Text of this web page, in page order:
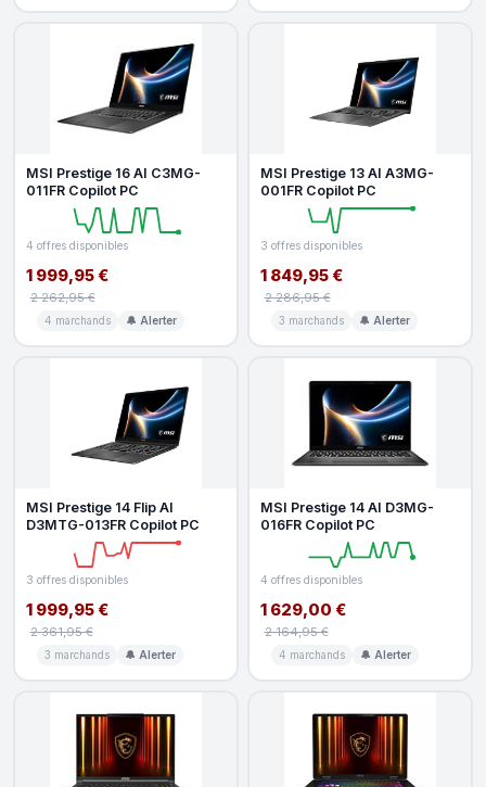
MSI Prestige 16 AI C3MG-
011FR Copilot PC
4 offres disponibles
1 999,95 €
2 262,95 €
4 marchands 🔔 Alerter
MSI Prestige 13 AI A3MG-
001FR Copilot PC
3 offres disponibles
1 849,95 €
2 286,95 €
3 marchands 🔔 Alerter
MSI Prestige 14 Flip AI
D3MTG-013FR Copilot PC
3 offres disponibles
1 999,95 €
2 361,95 €
3 marchands 🔔 Alerter
MSI Prestige 14 AI D3MG-
016FR Copilot PC
4 offres disponibles
1 629,00 €
2 164,95 €
4 marchands 🔔 Alerter